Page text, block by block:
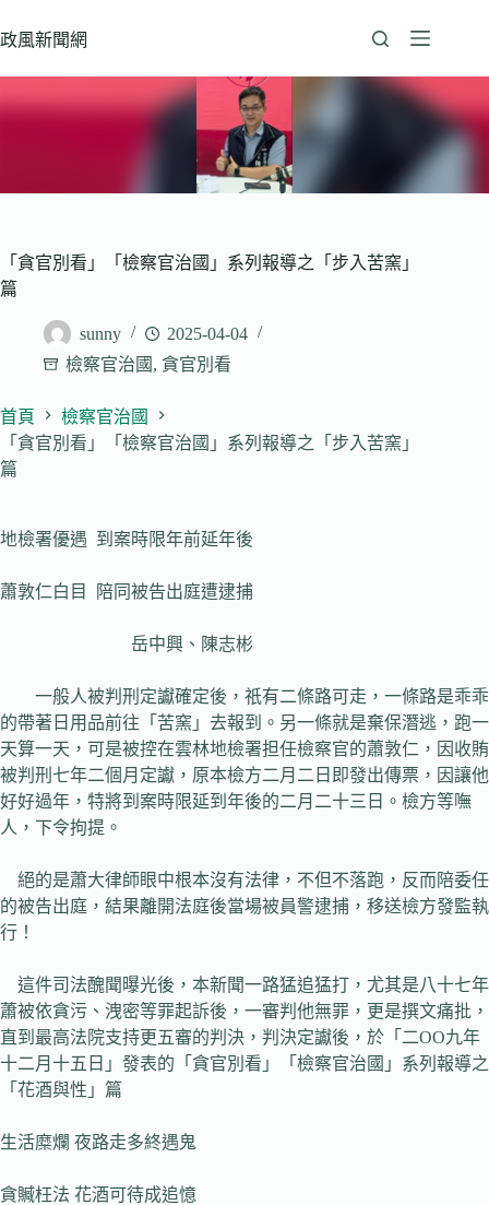
至
政風新聞網
「貪官別看」「檢察官治國」系列報導之「步入苦窯」
篇
sunny
2025-04-04
檢察官治國 , 貪官別看
首頁
檢察官治國
「貪官別看」「檢察官治國」系列報導之「步入苦窯」
篇
地檢署優遇 到案時限年前延年後
蕭敦仁白目 陪同被告出庭遭逮捕
岳中興、陳志彬
一般人被判刑定讞確定後，祇有二條路可走，一條路是乖乖
的帶著日用品前往「苦窯」去報到。另一條就是棄保潛逃，跑一
天算一天，可是被控在雲林地檢署担任檢察官的蕭敦仁，因收賄
被判刑七年二個月定讞，原本檢方二月二日即發出傳票，因讓他
好好過年，特將到案時限延到年後的二月二十三日。檢方等嘸
人，下令拘提。
絕的是蕭大律師眼中根本沒有法律，不但不落跑，反而陪委任
的被告出庭，結果離開法庭後當場被員警逮捕，移送檢方發監執
行！
這件司法醜聞曝光後，本新聞一路猛追猛打，尤其是八十七年
蕭被依貪污、洩密等罪起訴後，一審判他無罪，更是撰文痛批，
直到最高法院支持更五審的判決，判決定讞後，於「二OO九年
十二月十五日」發表的「貪官別看」「檢察官治國」系列報導之
「花酒與性」篇
生活糜爛 夜路走多終遇鬼
貪贓枉法 花酒可待成追憶